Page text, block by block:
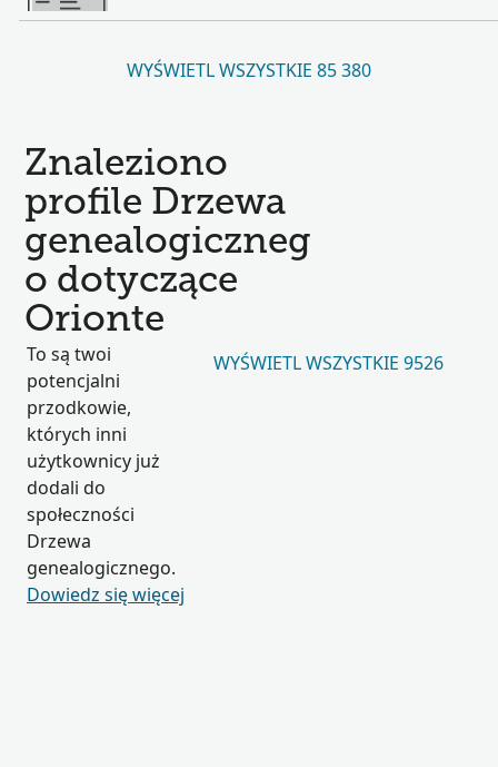
WYŚWIETL WSZYSTKIE 85 380
Znaleziono
profile Drzewa
genealogiczneg
o dotyczące
Orionte
To są twoi
potencjalni
przodkowie,
których inni
użytkownicy już
dodali do
społeczności
Drzewa
genealogicznego.
Dowiedz się więcej
WYŚWIETL WSZYSTKIE 9526